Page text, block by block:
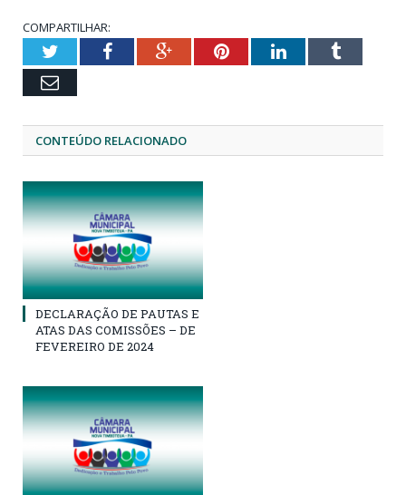
COMPARTILHAR:
TwitterFacebookGoogle+PinterestLinkedInTumblr
Email
CONTEÚDO RELACIONADO
DECLARAÇÃO DE PAUTAS E
ATAS DAS COMISSÕES – DE
FEVEREIRO DE 2024